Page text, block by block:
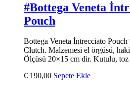
#Bottega Veneta
Pouch
Bottega Veneta İntrecciato
Clutch. Malzemesi el örgüsü,
Ölçüsü 20×15 cm dir. Kutulu, toz
€ 190,00 Sepete Ekle